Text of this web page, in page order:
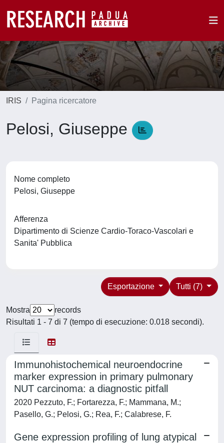
IRIS Pagina ricercatore
Pelosi, Giuseppe
Nome completo
Pelosi, Giuseppe
Afferenza
Dipartimento di Scienze Cardio-Toraco-Vascolari e
Sanita' Pubblica
Tutti (7)
Esportazione
Mostra
records
Risultati 1 - 7 di 7 (tempo di esecuzione: 0.018 secondi).
Immunohistochemical neuroendocrine
marker expression in primary pulmonary
NUT carcinoma: a diagnostic pitfall
2020 Pezzuto, F.; Fortarezza, F.; Mammana, M.;
Pasello, G.; Pelosi, G.; Rea, F.; Calabrese, F.
Gene expression profiling of lung atypical